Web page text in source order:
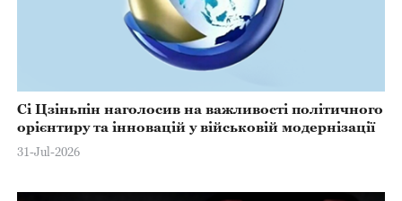
Сі Цзіньпін наголосив на важливості політичного
орієнтиру та інновацій у військовій модернізації
31-Jul-2026